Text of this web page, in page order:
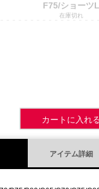
F75/ショーツL
在庫切れ
カートに入れ
アイテム詳細